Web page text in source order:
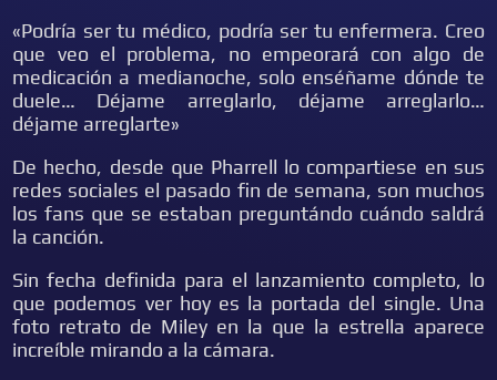
«Podría ser tu médico, podría ser tu enfermera. Creo
que veo el problema, no empeorará con algo de
medicación a medianoche, solo enséñame dónde te
duele… Déjame arreglarlo, déjame arreglarlo…
déjame arreglarte»
De hecho, desde que Pharrell lo compartiese en sus
redes sociales el pasado fin de semana, son muchos
los fans que se estaban preguntándo cuándo saldrá
la canción.
Sin fecha definida para el lanzamiento completo, lo
que podemos ver hoy es la portada del single. Una
foto retrato de Miley en la que la estrella aparece
increíble mirando a la cámara.